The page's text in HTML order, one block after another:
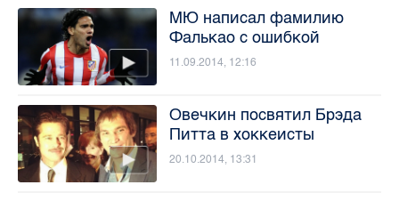
МЮ написал фамилию
Фалькао с ошибкой
11.09.2014, 12:16
Овечкин посвятил Брэда
Питта в хоккеисты
20.10.2014, 13:31